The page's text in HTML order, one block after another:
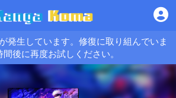
発生しています。修復に取り組んでいま
間後に再度お試しください。